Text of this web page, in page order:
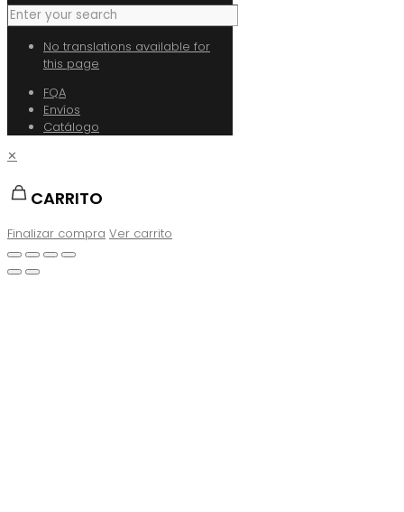
No translations available for
this page
FQA
Envíos
Catálogo
✕
CARRITO
Finalizar compra Ver carrito